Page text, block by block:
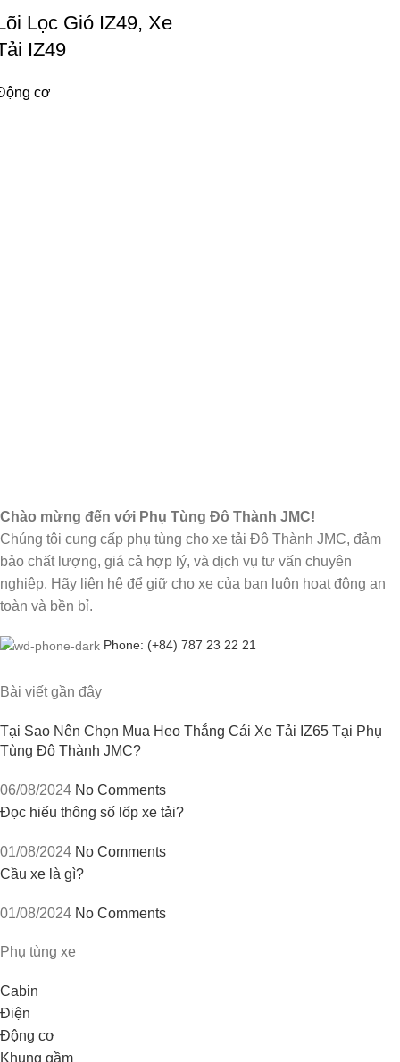
Lọc Gió IZ49, Xe
IZ49
cơ
Chào mừng đến với Phụ Tùng Đô Thành JMC!
Chúng tôi cung cấp phụ tùng cho xe tải Đô Thành JMC, đảm
bảo chất lượng, giá cả hợp lý, và dịch vụ tư vấn chuyên
nghiệp. Hãy liên hệ để giữ cho xe của bạn luôn hoạt động an
toàn và bền bỉ.
Phone: (+84) 787 23 22 21
Bài viết gần đây
Tại Sao Nên Chọn Mua Heo Thắng Cái Xe Tải IZ65 Tại Phụ
Tùng Đô Thành JMC?
06/08/2024 No Comments
Đọc hiểu thông số lốp xe tải?
01/08/2024 No Comments
Cầu xe là gì?
01/08/2024 No Comments
Phụ tùng xe
Cabin
Điện
Động cơ
Khung gầm